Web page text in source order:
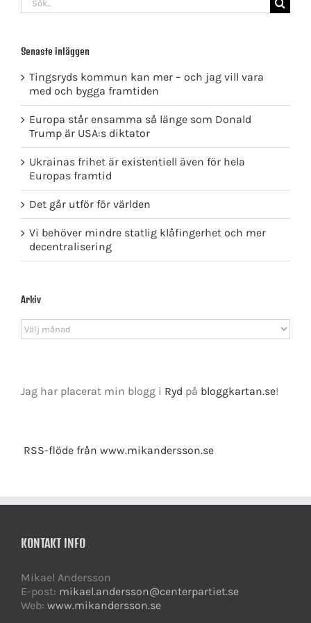
efter:
Senaste inläggen
Tingsryds kommun kan mer – och jag vill vara
med och bygga framtiden
Europa står ensamma så länge som Donald
Trump är USA:s diktator
Ukrainas frihet är existentiell även för hela
Europas framtid
Det går utför för världen
Vi behöver mindre statlig klåfingerhet och mer
decentralisering
Arkiv
Arkiv
Jag har placerat min blogg i Ryd på bloggkartan.se!
RSS-flöde från www.mikandersson.se
KONTAKT INFO
Mikael Andersson
E-post: mikael.andersson@centerpartiet.se
Web: www.mikandersson.se